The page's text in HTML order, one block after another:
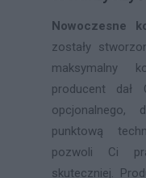
Nowoczesne
zostały
maksymalny
producent dał
opcjonalnego,
punktową
pozwoli Ci
skuteczniej.